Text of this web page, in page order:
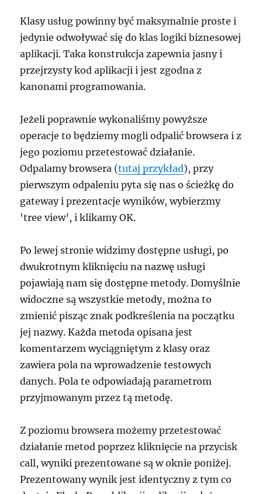
Klasy usług powinny być maksymalnie proste i
jedynie odwoływać się do klas logiki biznesowej
aplikacji. Taka konstrukcja zapewnia jasny i
przejrzysty kod aplikacji i jest zgodna z
kanonami programowania.
Jeżeli poprawnie wykonaliśmy powyższe
operacje to będziemy mogli odpalić browsera i z
jego poziomu przetestować działanie.
Odpalamy browsera (tutaj przykład), przy
pierwszym odpaleniu pyta się nas o ścieżkę do
gateway i prezentacje wyników, wybierzmy
'tree view’, i klikamy OK.
Po lewej stronie widzimy dostępne usługi, po
dwukrotnym kliknięciu na nazwę usługi
pojawiają nam się dostępne metody. Domyślnie
widoczne są wszystkie metody, można to
zmienić pisząc znak podkreślenia na początku
jej nazwy. Każda metoda opisana jest
komentarzem wyciągniętym z klasy oraz
zawiera pola na wprowadzenie testowych
danych. Pola te odpowiadają parametrom
przyjmowanym przez tą metodę.
Z poziomu browsera możemy przetestować
działanie metod poprzez kliknięcie na przycisk
call, wyniki prezentowane są w oknie poniżej.
Prezentowany wynik jest identyczny z tym co